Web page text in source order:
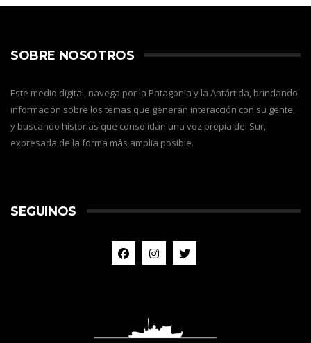
SOBRE NOSOTROS
Este medio digital, navega por la Patagonia y la Antártida, brindando
información sobre los temas que generan interacción con su gente,
y buscando historias que consolidan una voz propia del Sur,
expresada de la forma más amplia posible.
SEGUINOS